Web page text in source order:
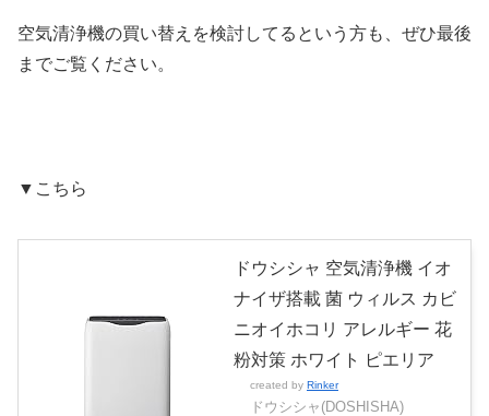
空気清浄機の買い替えを検討してるという方も、ぜひ最後
までご覧ください。
▼こちら
ドウシシャ 空気清浄機 イオ
ナイザ搭載 菌 ウィルス カビ
ニオイホコリ アレルギー 花
粉対策 ホワイト ピエリア
created by Rinker
ドウシシャ(DOSHISHA)